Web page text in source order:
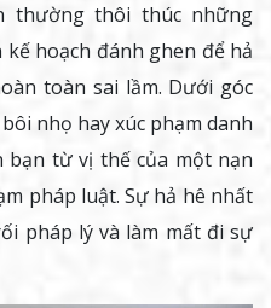
thường thôi thúc những
hoạch đánh ghen để hả
toàn sai lầm. Dưới góc
nhọ hay xúc phạm danh
từ vị thế của một nạn
pháp luật. Sự hả hê nhất
pháp lý và làm mất đi sự